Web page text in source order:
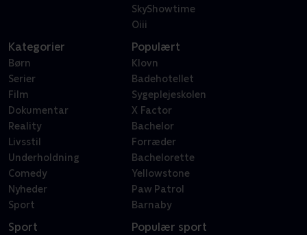
SkyShowtime
Oiii
Kategorier
Børn
Serier
Film
Dokumentar
Reality
Livsstil
Underholdning
Comedy
Nyheder
Sport
Populært
Klovn
Badehotellet
Sygeplejeskolen
X Factor
Bachelor
Forræder
Bachelorette
Yellowstone
Paw Patrol
Barnaby
Sport Populær sport